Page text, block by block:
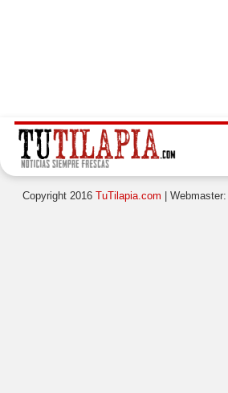
Copyright 2016 TuTilapia.com | Webmaster: